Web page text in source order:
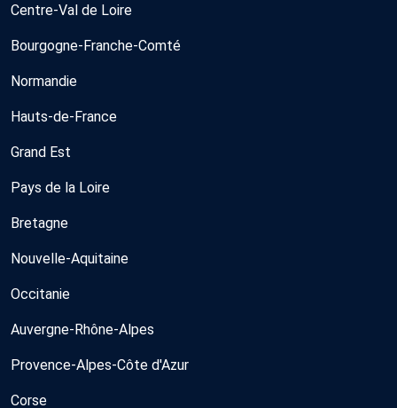
Centre-Val de Loire
Bourgogne-Franche-Comté
Normandie
Hauts-de-France
Grand Est
Pays de la Loire
Bretagne
Nouvelle-Aquitaine
Occitanie
Auvergne-Rhône-Alpes
Provence-Alpes-Côte d'Azur
Corse